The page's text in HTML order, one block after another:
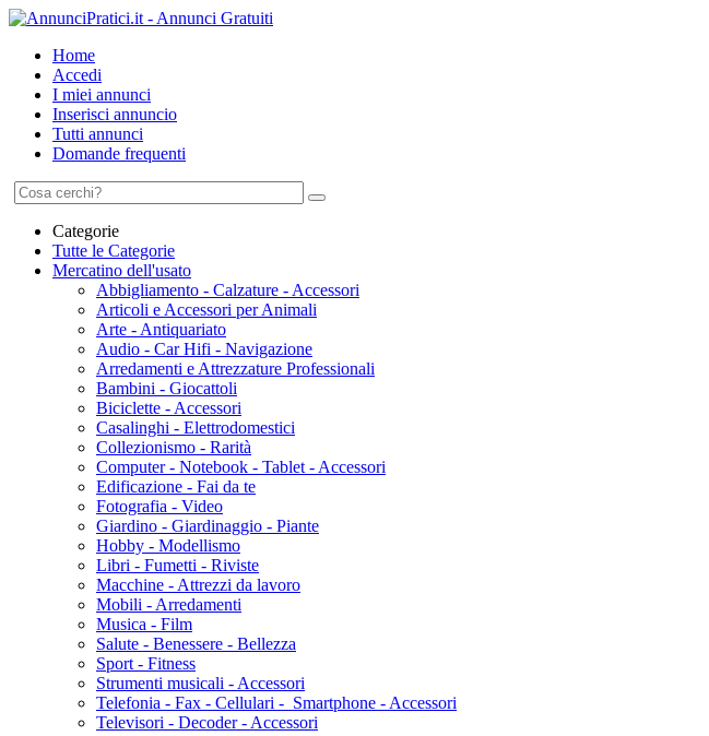
Home
Accedi
I miei annunci
Inserisci annuncio
Tutti annunci
Domande frequenti
Categorie
Tutte le Categorie
Mercatino dell'usato
Abbigliamento - Calzature - Accessori
Articoli e Accessori per Animali
Arte - Antiquariato
Audio - Car Hifi - Navigazione
Arredamenti e Attrezzature Professionali
Bambini - Giocattoli
Biciclette - Accessori
Casalinghi - Elettrodomestici
Collezionismo - Rarità
Computer - Notebook - Tablet - Accessori
Edificazione - Fai da te
Fotografia - Video
Giardino - Giardinaggio - Piante
Hobby - Modellismo
Libri - Fumetti - Riviste
Macchine - Attrezzi da lavoro
Mobili - Arredamenti
Musica - Film
Salute - Benessere - Bellezza
Sport - Fitness
Strumenti musicali - Accessori
Telefonia - Fax - Cellulari - Smartphone - Accessori
Televisori - Decoder - Accessori